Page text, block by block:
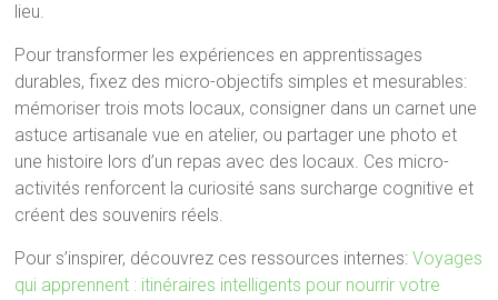
lieu.
Pour transformer les expériences en apprentissages
durables, fixez des micro-objectifs simples et mesurables:
mémoriser trois mots locaux, consigner dans un carnet une
astuce artisanale vue en atelier, ou partager une photo et
une histoire lors d’un repas avec des locaux. Ces micro-
activités renforcent la curiosité sans surcharge cognitive et
créent des souvenirs réels.
Pour s’inspirer, découvrez ces ressources internes:Voyages
qui apprennent : itinéraires intelligents pour nourrir votre